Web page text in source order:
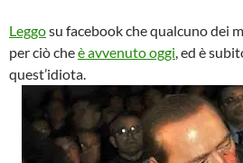
Leggosu facebook che qualcuno dei
per ciò cheè avvenuto oggi, ed è
quest’idiota.